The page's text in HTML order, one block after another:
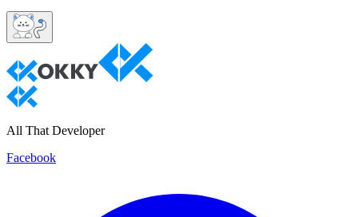
All That Developer
Facebook